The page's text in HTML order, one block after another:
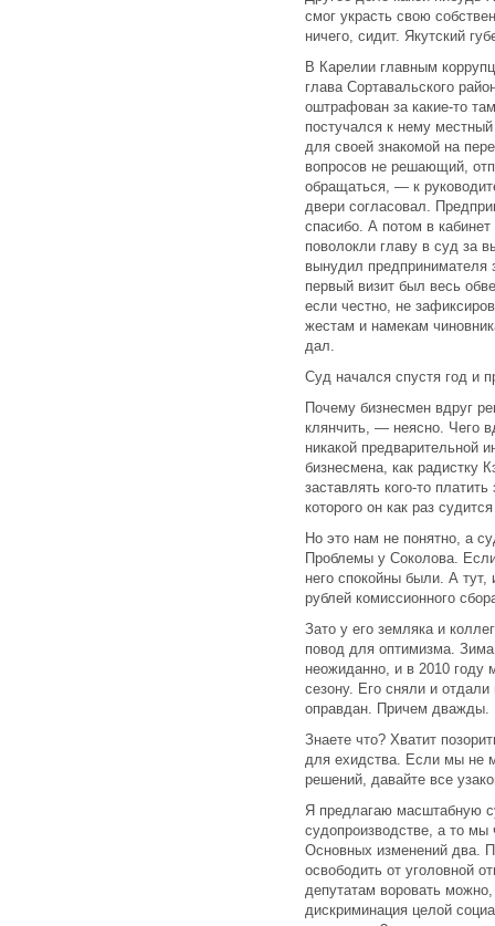
смог украсть свою
ничего, сидит. Якутский
В Карелии главным
глава Сортавальского
оштрафован за какие-то
постучался к нему
для своей знакомой на
вопросов не решающий,
обращаться, — к
двери согласовал.
спасибо. А потом в
поволокли главу в суд за
вынудил
первый визит был весь
если честно, не
жестам и намекам
дал.
Суд начался спустя год и
Почему бизнесмен вдруг
клянчить, — неясно. Чего
никакой предварительной
бизнесмена, как радистку
заставлять кого-то
которого он как раз
Но это нам не понятно, а
Проблемы у Соколова.
него спокойны были. А
рублей комиссионного
Зато у его земляка и
повод для оптимизма.
неожиданно, и в 2010 году
сезону. Его сняли и
оправдан. Причем дважды.
Знаете что? Хватит
для ехидства. Если мы не
решений, давайте все
Я предлагаю масштабную
судопроизводстве, а то мы
Основных изменений два.
освободить от уголовной
депутатам воровать
дискриминация целой